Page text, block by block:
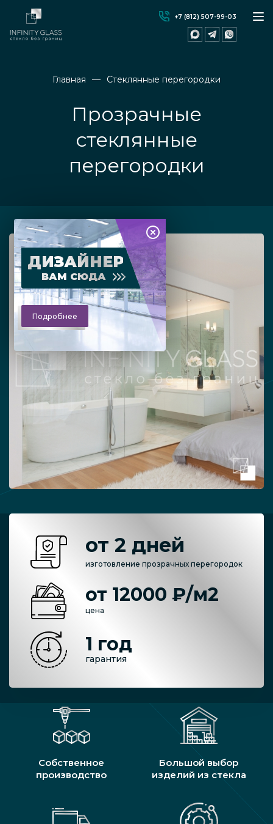
+7 (812) 507-99-03
Главная Стеклянные перегородки
Прозрачные
стеклянные
перегородки
ДИЗАЙНЕР
ВАМ СЮДА
Подробнее
от 2 дней
изготовление прозрачных перегородок
от 12000 ₽/м2
цена
1 год
гарантия
Собственное
производство
Большой выбор
изделий из стекла